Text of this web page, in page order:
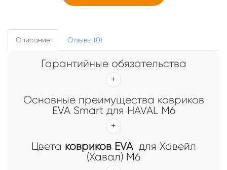
Описание Отзывы (0)
Гарантийные обязательства
Основные преимущества ковриков
EVA Smart для HAVAL M6
Цвета ковриков EVAдля Хавейл
(Хавал) М6